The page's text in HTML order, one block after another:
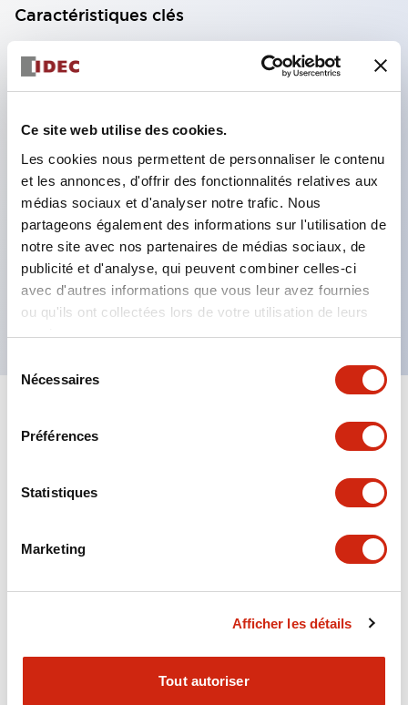
Ce site web utilise des cookies.
Les cookies nous permettent de personnaliser le contenu
et les annonces, d'offrir des fonctionnalités relatives aux
médias sociaux et d'analyser notre trafic. Nous
partageons également des informations sur l'utilisation de
notre site avec nos partenaires de médias sociaux, de
publicité et d'analyse, qui peuvent combiner celles-ci
avec d'autres informations que vous leur avez fournies
ou qu'ils ont collectées lors de votre utilisation de leurs
services.
Nécessaires
Préférences
Statistiques
Marketing
Afficher les détails
Tout autoriser
Caractéristiques clés
Bloc de contact à 2 étages avec 2 contacts,
permettant une configuration à 4 contacts
contact à 11 étages), 59,9 mm (*bloc de contact à
22 étages). Conception peu encombrante
possible.
Structure de sécurité de 3e génération :
déclenchement à 2 actions, garde intégrée,
structure de protection des doigts IP20.
Tout développer+
Functional Specifications
Mounting and Installation Specifications